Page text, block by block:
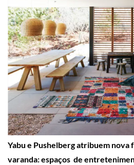
Yabu e Pushelberg atribuem nova
varanda: espaços de